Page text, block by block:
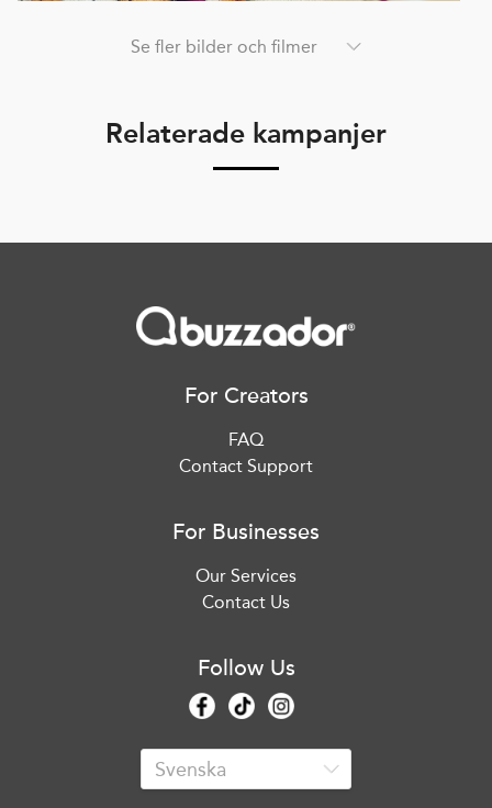
Se fler bilder och filmer
Relaterade kampanjer
For Creators
FAQ
Contact Support
For Businesses
Our Services
Contact Us
Follow Us